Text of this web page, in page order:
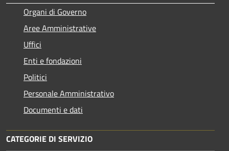
Organi di Governo
Aree Amministrative
Uffici
Enti e fondazioni
Politici
Personale Amministrativo
Documenti e dati
CATEGORIE DI SERVIZIO